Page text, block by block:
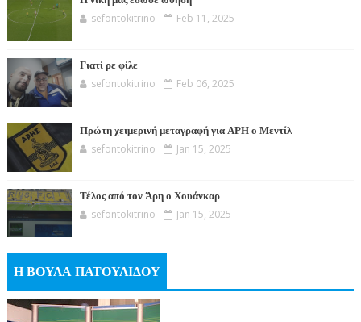
sefontokitrino Feb 11, 2025
Γιατί ρε φίλε
sefontokitrino Feb 06, 2025
Πρώτη χειμερινή μεταγραφή για ΑΡΗ ο Μεντίλ
sefontokitrino Jan 15, 2025
Τέλος από τον Άρη ο Χουάνκαρ
sefontokitrino Jan 15, 2025
Η ΒΟΥΛΑ ΠΑΤΟΥΛΙΔΟΥ